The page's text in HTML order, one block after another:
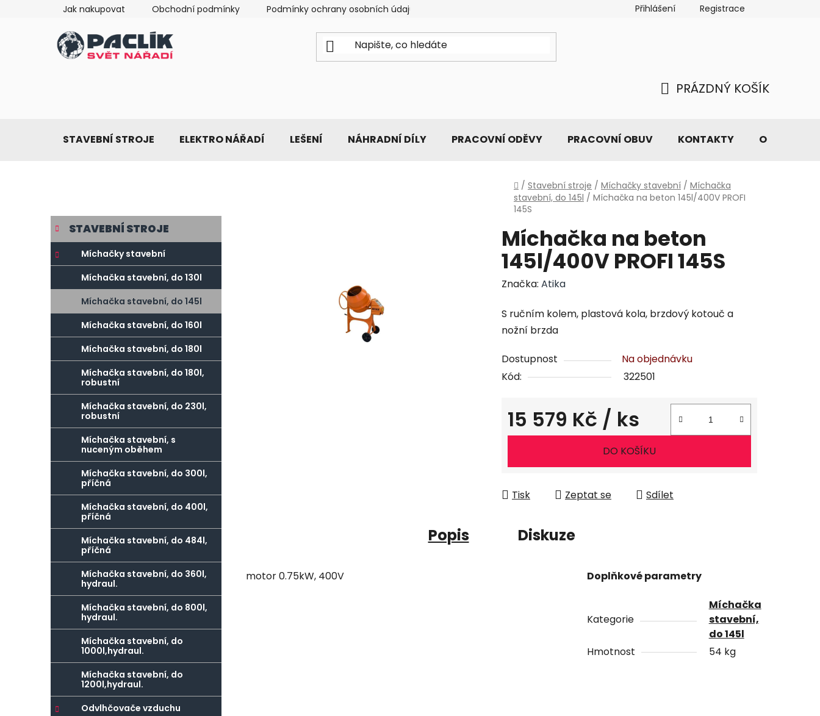
Jak nakupovat Obchodní podmínky Podmínky ochrany osobních údajů Přihlášení Registrace
KOŠÍK
PRÁZDNÝ KOŠÍK
STAVEBNÍ STROJE ELEKTRO NÁŘADÍ LEŠENÍ NÁHRADNÍ DÍLY PRACOVNÍ ODĚVY PRACOVNÍ OBUV KONTAKTY O NÁS
Domů
/ Stavební stroje / Míchačky stavební / Míchačka
stavební, do 145l / Míchačka na beton 145l/400V PROFI
145S
P
o
s
t
r
n
n
p
n
l
Přeskočit
kategorie
K
a
e
o
i
STAVEBNÍ STROJE
Míchačky stavební
Míchačka stavební, do 130l
Míchačka stavební, do 145l
Míchačka stavební, do 160l
Míchačka stavební, do 180l
Míchačka stavební, do 180l,
robustní
Míchačka stavební, do 230l,
robustní
Míchačka stavební, s
nuceným oběhem
Míchačka stavební, do 300l,
příčná
Míchačka stavební, do 400l,
příčná
Míchačka stavební, do 484l,
příčná
Míchačka stavební, do 360l,
hydraul.
Míchačka stavební, do 800l,
hydraul.
Míchačka stavební, do
1000l,hydraul.
Míchačka stavební, do
1200l,hydraul.
Odvlhčovače vzduchu
Míchačka na beton
145l/400V PROFI 145S
Značka: Atika
S ručním kolem, plastová kola, brzdový kotouč a
nožní brzda
Dostupnost
Na objednávku
Kód:
322501
15 579 Kč / ks
Měrná cena:
DO KOŠÍKU
Tisk Zeptat se Sdílet
Popis Diskuze
motor 0.75kW, 400V Doplňkové parametry
Kategorie
Míchačka
stavební,
do 145l
Hmotnost
54 kg